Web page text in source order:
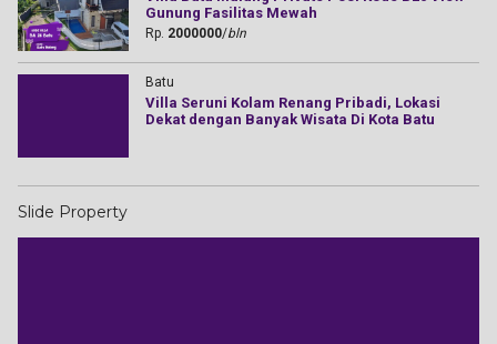
Gunung Fasilitas Mewah
Rp. 2000000/bln
Batu
Villa Seruni Kolam Renang Pribadi, Lokasi
Dekat dengan Banyak Wisata Di Kota Batu
Slide Property